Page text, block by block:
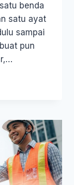
benda
satu ayat
sampai
pun